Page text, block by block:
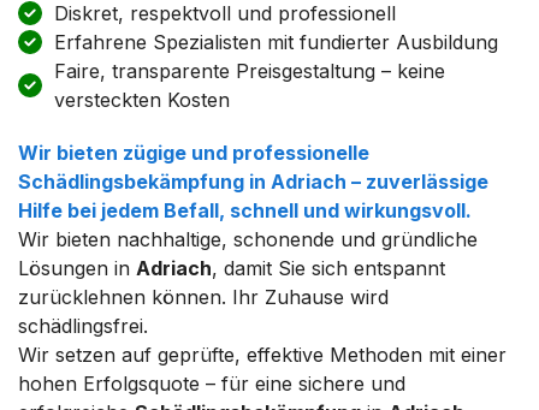
Diskret, respektvoll und professionell
Erfahrene Spezialisten mit fundierter Ausbildung
Faire, transparente Preisgestaltung – keine
versteckten Kosten
Wir bieten zügige und professionelle
Schädlingsbekämpfung in Adriach – zuverlässige
Hilfe bei jedem Befall, schnell und wirkungsvoll.
Wir bieten nachhaltige, schonende und gründliche
Lösungen in Adriach, damit Sie sich entspannt
zurücklehnen können. Ihr Zuhause wird
schädlingsfrei.
Wir setzen auf geprüfte, effektive Methoden mit einer
hohen Erfolgsquote – für eine sichere und